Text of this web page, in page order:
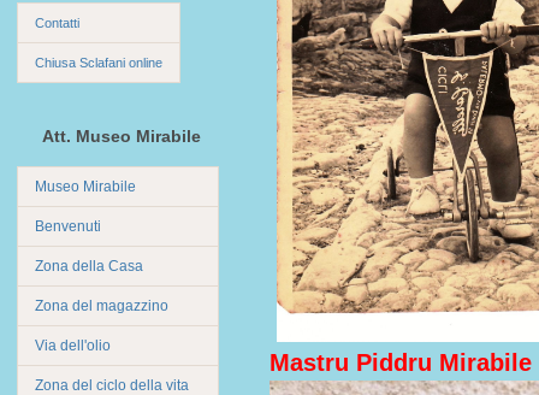
Contatti
Chiusa Sclafani online
Att. Museo Mirabile
Museo Mirabile
Benvenuti
Zona della Casa
Zona del magazzino
Via dell'olio
Zona del ciclo della vita
Mastru Piddru Mirabile